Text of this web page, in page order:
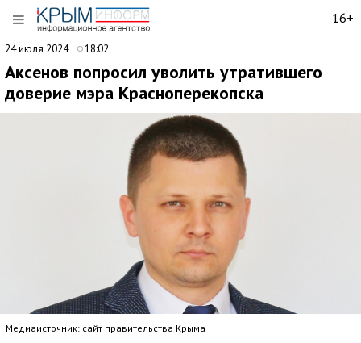
16+
24 июля 2024 18:02
Аксенов попросил уволить утратившего
доверие мэра Красноперекопска
Медиаисточник: сайт правительства Крыма